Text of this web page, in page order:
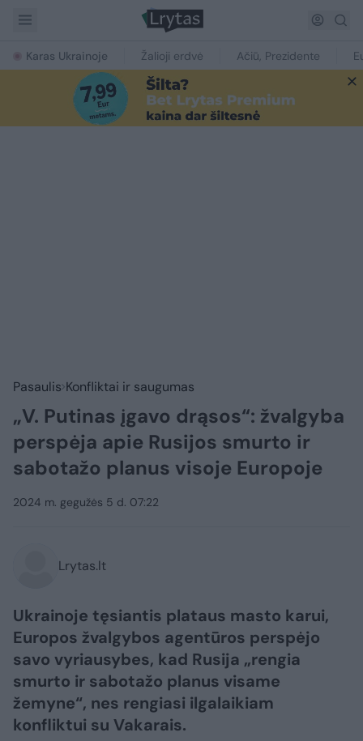
Karas Ukrainoje Žalioji erdvė Ačiū, Prezidente
Pasaulis Konfliktai ir saugumas
„V. Putinas įgavo drąsos“: žvalgyba
perspėja apie Rusijos smurto ir
sabotažo planus visoje Europoje
2024 m. gegužės 5 d. 07:22
Lrytas.lt
Ukrainoje tęsiantis plataus masto karui,
Europos žvalgybos agentūros perspėjo
savo vyriausybes, kad Rusija „rengia
smurto ir sabotažo planus visame
žemyne“, nes rengiasi ilgalaikiam
konfliktui su Vakarais.